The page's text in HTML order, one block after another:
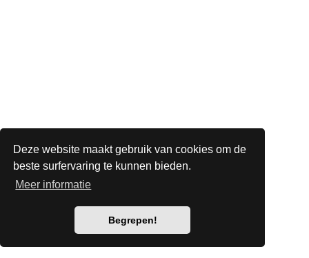
Deze website maakt gebruik van cookies om de
beste surfervaring te kunnen bieden.
Meer informatie
Begrepen!